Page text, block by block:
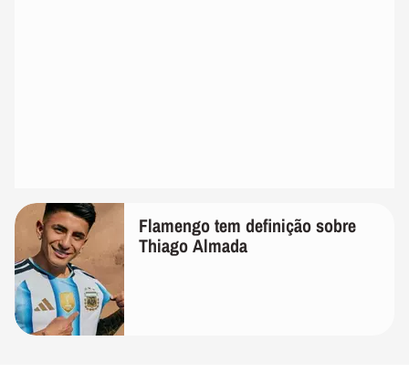
Flamengo tem definição sobre
Thiago Almada